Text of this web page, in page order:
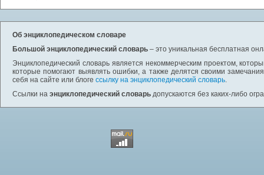
Об энциклопедическом словаре
Большой энциклопедический словарь – это уникальная бесплатная
Энциклопедический словарь является некоммерческим проектом,
которые помогают выявлять ошибки, а также делятся своими
себя на сайте или блоге ссылку на энциклопедический словарь.
Ссылки на энциклопедический словарь допускаются без каких-либо